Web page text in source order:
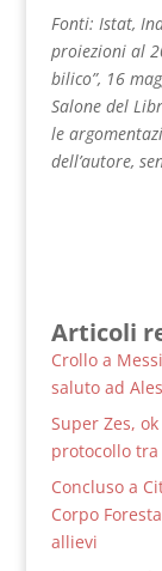
Fonti: Istat,
proiezioni al
bilico”, 16
Salone del
le
dell’autore,
Articoli
Crollo a
saluto ad
Super Zes,
protocollo
Concluso a
Corpo
allievi